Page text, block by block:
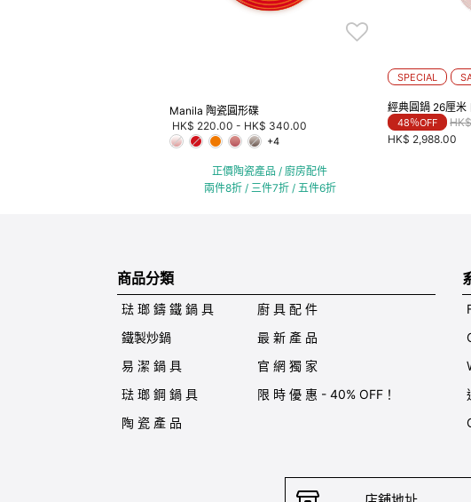
Manila 陶瓷圓形碟
HK$ 220.00 - HK$ 340.00
+4
正價陶瓷產品 / 廚房配件
兩件8折 / 三件7折 / 五件6折
SPECIAL
經典圓鍋 26厘米
48％OFF
HK$ 2,988.00
商品分類
琺 瑯 鑄 鐵 鍋 具
鐵製炒鍋
易 潔 鍋 具
琺 瑯 鋼 鍋 具
陶 瓷 產 品
廚 具 配 件
最 新 產 品
官 網 獨 家
限 時 優 惠 - 40% OFF！